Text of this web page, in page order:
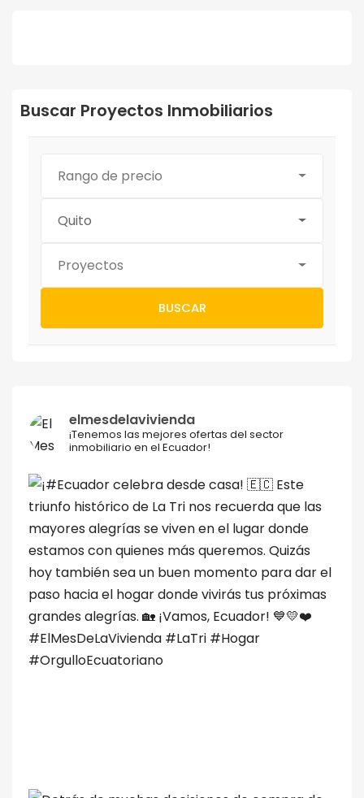
Buscar Proyectos Inmobiliarios
Rango de precio
Quito
Proyectos
BUSCAR
elmesdelavivienda
¡Tenemos las mejores ofertas del sector
inmobiliario en el Ecuador!